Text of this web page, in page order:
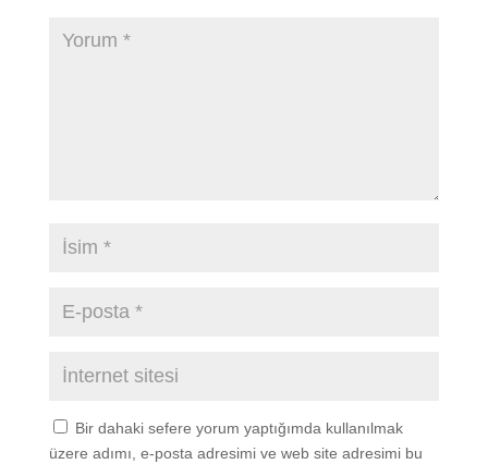
Bir dahaki sefere yorum yaptığımda kullanılmak
üzere adımı, e-posta adresimi ve web site adresimi bu